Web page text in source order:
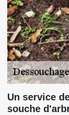
Un service
souche